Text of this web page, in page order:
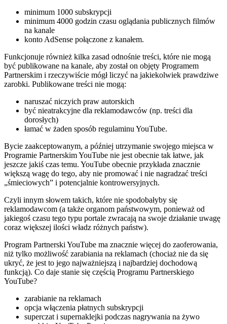
minimum 1000 subskrypcji
minimum 4000 godzin czasu oglądania publicznych filmów
na kanale
konto AdSense połączone z kanałem.
Funkcjonuje również kilka zasad odnośnie treści, które nie mogą
być publikowane na kanale, aby został on objęty Programem
Partnerskim i rzeczywiście mógł liczyć na jakiekolwiek prawdziwe
zarobki. Publikowane treści nie mogą:
naruszać niczyich praw autorskich
być nieatrakcyjne dla reklamodawców (np. treści dla
dorosłych)
łamać w żaden sposób regulaminu YouTube.
Bycie zaakceptowanym, a później utrzymanie swojego miejsca w
Programie Partnerskim YouTube nie jest obecnie tak łatwe, jak
jeszcze jakiś czas temu. YouTube obecnie przykłada znacznie
większą wagę do tego, aby nie promować i nie nagradzać treści
„śmieciowych” i potencjalnie kontrowersyjnych.
Czyli innym słowem takich, które nie spodobałyby się
reklamodawcom (a także organom państwowym, ponieważ od
jakiegoś czasu tego typu portale zwracają na swoje działanie uwagę
coraz większej ilości władz różnych państw).
Program Partnerski YouTube ma znacznie więcej do zaoferowania,
niż tylko możliwość zarabiania na reklamach (chociaż nie da się
ukryć, że jest to jego najważniejszą i najbardziej dochodową
funkcją). Co daje stanie się częścią Programu Partnerskiego
YouTube?
zarabianie na reklamach
opcja włączenia płatnych subskrypcji
superczat i supernaklejki podczas nagrywania na żywo